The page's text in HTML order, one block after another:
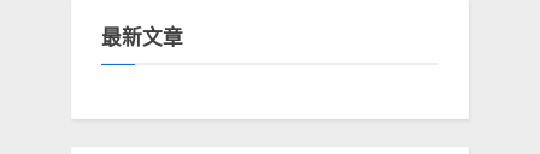
最新文章